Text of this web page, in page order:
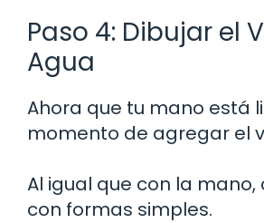
Paso 4: Dibujar el
Agua
Ahora que tu mano está
momento de agregar el
Al igual que con la mano,
con formas simples.